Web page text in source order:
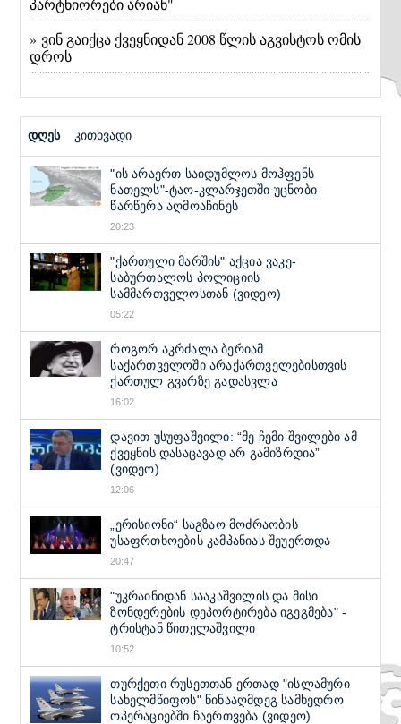
» ვინ გაიქცა ქვეყნიდან 2008 წლის აგვისტოს ომის
დროს
დღეს კითხვადი
"ის არაერთ საიდუმლოს მოჰფენს
ნათელს"-ტაო-კლარჯეთში უცნობი
წარწერა აღმოაჩინეს
20:23
"ქართული მარშის" აქცია ვაკე-
საბურთალოს პოლიციის
სამმართველოსთან (ვიდეო)
05:22
როგორ აკრძალა ბერიამ
საქართველოში არაქართველებისთვის
ქართულ გვარზე გადასვლა
16:02
დავით უსუფაშვილი: “მე ჩემი შვილები ამ
ქვეყნის დასაცავად არ გამიზრდია”
(ვიდეო)
12:06
„ერისიონი“ საგზაო მოძრაობის
უსაფრთხოების კამპანიას შეუერთდა
20:47
"უკრაინიდან სააკაშვილის და მისი
ზონდერების დეპორტირება იგეგმება" -
ტრისტან წითელაშვილი
10:52
თურქეთი რუსეთთან ერთად "ისლამური
სახელმწიფოს" წინააღმდეგ სამხედრო
ოპერაციებში ჩაერთვება (ვიდეო)